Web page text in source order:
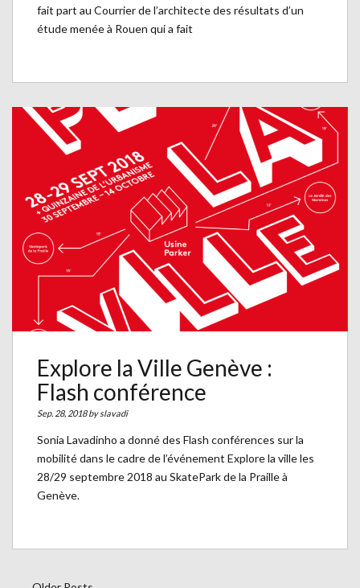
fait part au Courrier de l’architecte des résultats d’un
étude menée à Rouen qui a fait
Explore la Ville Genève :
Flash conférence
Sep. 28, 2018 byslavadi
Sonia Lavadinho a donné des Flash conférences sur la
mobilité dans le cadre de l’événement Explore la ville les
28/29 septembre 2018 au SkatePark de la Praille à
Genève.